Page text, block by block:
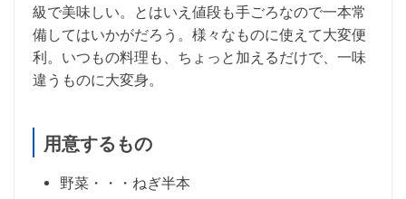
級で美味しい。とはいえ値段も手ごろなので一本常
備してはいかがだろう。様々なものに使えて大変便
利。いつもの料理も、ちょっと加えるだけで、一味
違うものに大変身。
用意するもの
野菜・・・ねぎ半本